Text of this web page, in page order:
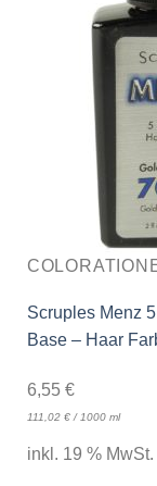
Scruples Menz
Base – Haar
6,55 €
111,02 €/ 1000 ml
inkl. 19 % MwSt.